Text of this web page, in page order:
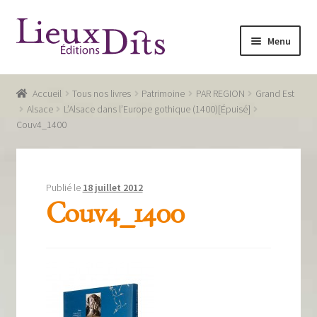
Aller
à
navigation
Aller
au
Menu
Accueil
Commande
Mentions légales / Données personnelles
Recevoir notre newsletter
Accueil Tous nos livres Patrimoine PAR REGION
Grand Est
Alsace
L’Alsace dans l’Europe gothique (1400)[Épuisé]
Couv4_1400
Publié le 18 juillet 2012
Couv4_1400